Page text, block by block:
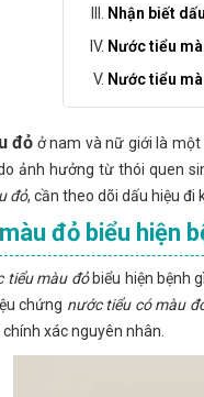
Nhận biết
Nước tiểu
Nước tiểu
đỏ ở nam và nữ giới là
ảnh hưởng từ thói quen
đỏ, cần theo dõi dấu hiệu đi
đỏ biểu hiện
tiểu màu đỏ biểu hiện bệnh
chứng nước tiểu có màu
xác nguyên nhân.